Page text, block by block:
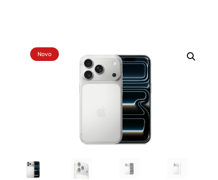
Novo